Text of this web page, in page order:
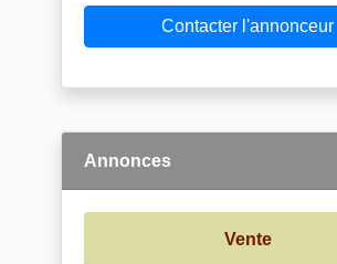
Contacter l'annonceur
Annonces
Vente